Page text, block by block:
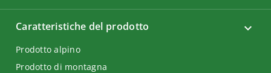
Caratteristiche del prodotto
Prodotto alpino
Prodotto di montagna